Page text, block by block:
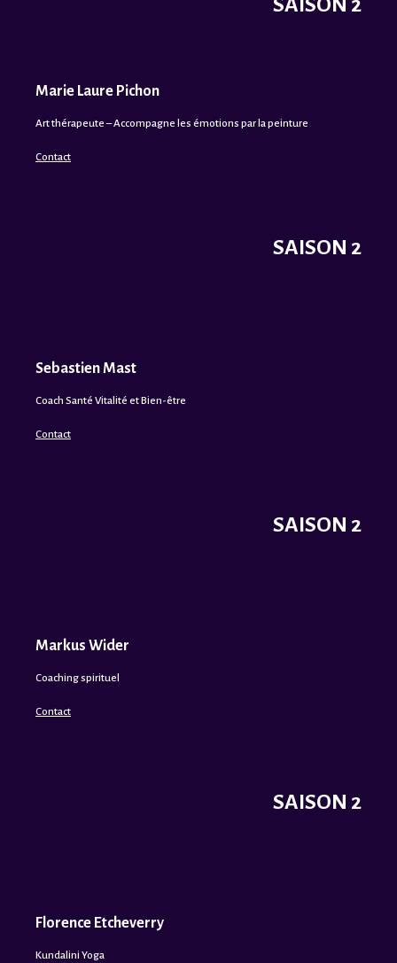
SAISON 2
Marie Laure Pichon
Art thérapeute – Accompagne les émotions par la peinture
Contact
SAISON 2
Sebastien Mast
Coach Santé Vitalité et Bien-être
Contact
SAISON 2
Markus Wider
Coaching spirituel
Contact
SAISON 2
Florence Etcheverry
Kundalini Yoga